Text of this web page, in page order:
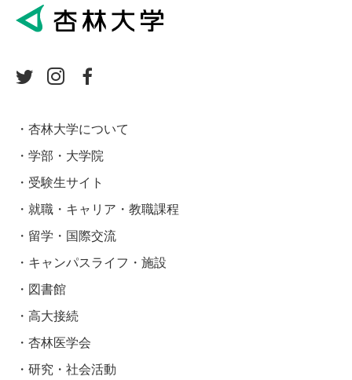
杏林大学について
学部・大学院
受験生サイト
就職・キャリア・教職課程
留学・国際交流
キャンパスライフ・施設
図書館
高大接続
杏林医学会
研究・社会活動